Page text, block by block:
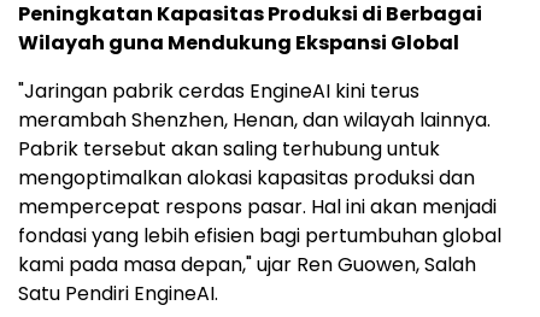
Peningkatan Kapasitas Produksi di Berbagai
Wilayah guna Mendukung Ekspansi Global
"Jaringan pabrik cerdas EngineAI kini terus
merambah Shenzhen, Henan, dan wilayah lainnya.
Pabrik tersebut akan saling terhubung untuk
mengoptimalkan alokasi kapasitas produksi dan
mempercepat respons pasar. Hal ini akan menjadi
fondasi yang lebih efisien bagi pertumbuhan global
kami pada masa depan," ujar Ren Guowen, Salah
Satu Pendiri EngineAI.